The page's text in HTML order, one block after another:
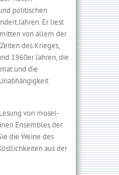
politischen
Jahren. Er liest
von allem der
des Krieges,
1960er Jahren, die
und die
von mosel­
Ensembles der
die Weine des
aus der